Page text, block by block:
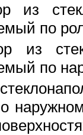
из
по
из
по